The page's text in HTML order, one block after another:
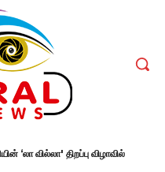
‘லா வில்லா' திறப்பு விழாவில்